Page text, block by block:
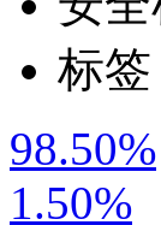
标签
98.50%
1.50%